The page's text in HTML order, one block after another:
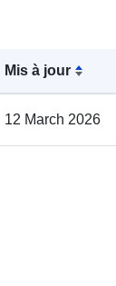
Mis à jour
12 March 2026
spatial: